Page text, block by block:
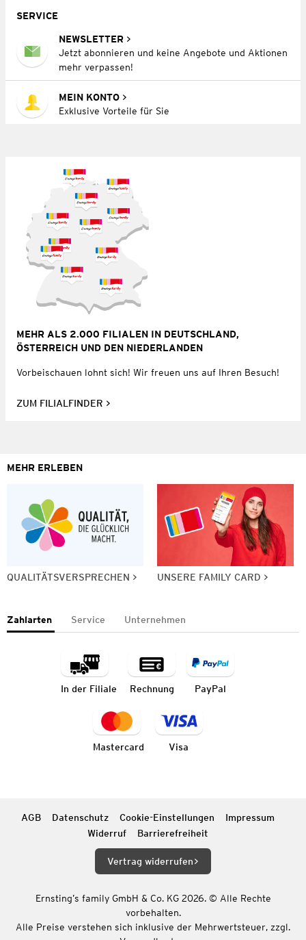
SERVICE
NEWSLETTER
Jetzt abonnieren und keine Angebote und Aktionen
mehr verpassen!
MEIN KONTO
Exklusive Vorteile für Sie
MEHR ALS 2.000 FILIALEN IN DEUTSCHLAND,
ÖSTERREICH UND DEN NIEDERLANDEN
Vorbeischauen lohnt sich! Wir freuen uns auf Ihren Besuch!
ZUM FILIALFINDER
MEHR ERLEBEN
QUALITÄTSVERSPRECHEN UNSERE FAMILY CARD
Zahlarten Service Unternehmen
In der Filiale Rechnung PayPal
Mastercard Visa
AGB Datenschutz Cookie-Einstellungen
Impressum
Widerruf
Barrierefreiheit
Vertrag widerrufen
Ernsting’s family GmbH & Co. KG 2026. © Alle Rechte
vorbehalten.
Alle Preise verstehen sich inklusive der Mehrwertsteuer, zzgl.